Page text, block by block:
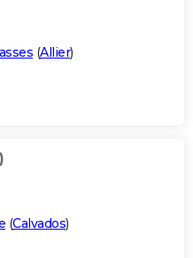
(Allier)
(Calvados)